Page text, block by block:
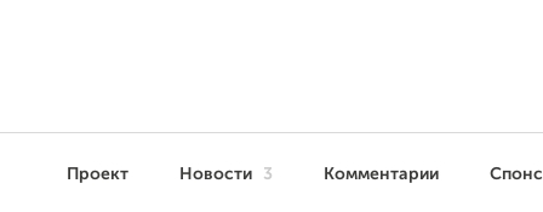
Проект Новости 3 Комментарии